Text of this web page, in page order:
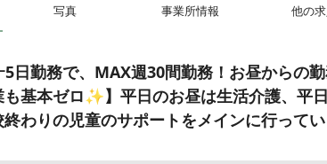
写真 事業所情報 他の求
5日勤務で、MAX週30間勤務！お昼からの
も基本ゼロ✨】平日のお昼は生活介護、平
終わりの児童のサポートをメインに行って